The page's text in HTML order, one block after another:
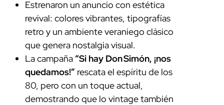
Estrenaron un anuncio con estética
revival: colores vibrantes, tipografías
retro y un ambiente veraniego clásico
que genera nostalgia visual.
La campaña “Si hay Don Simón, ¡nos
quedamos!” rescata el espíritu de los
80, pero con un toque actual,
demostrando que lo vintage también